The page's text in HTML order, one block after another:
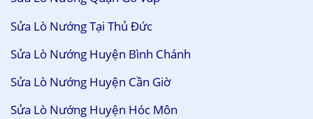
Sửa Lò Nướng Tại Thủ Đức
Sửa Lò Nướng Huyện Bình Chánh
Sửa Lò Nướng Huyện Cần Giờ
Sửa Lò Nướng Huyện Hóc Môn